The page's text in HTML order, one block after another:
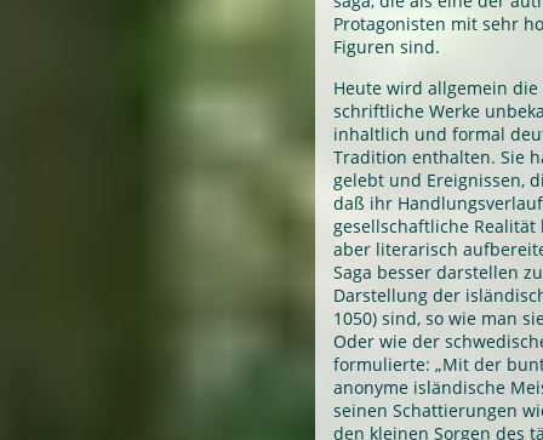
Protagonisten mit sehr
Figuren sind.
Heute wird allgemein
schriftliche Werke
inhaltlich und formal
Tradition enthalten. Sie
gelebt und Ereignissen,
daß ihr
gesellschaftliche
aber literarisch
Saga besser darstellen
Darstellung der
1050) sind, so wie man
Oder wie der
formulierte: „Mit der
anonyme isländische
seinen Schattierungen
den kleinen Sorgen des